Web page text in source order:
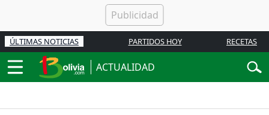
ÚLTIMAS NOTICIAS PARTIDOS HOY RECETAS
ACTUALIDAD